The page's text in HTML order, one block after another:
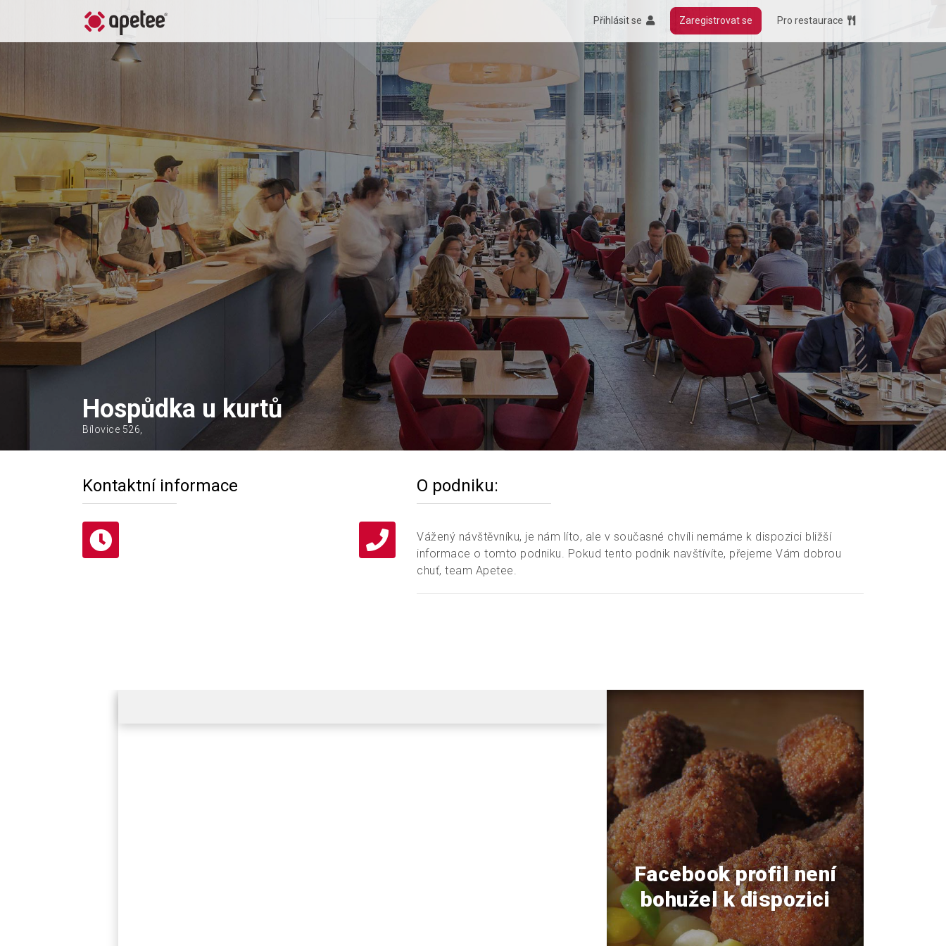
Přihlásit se Zaregistrovat se Pro restaurace
Hospůdka u kurtů
Bílovice 526,
Kontaktní informace O podniku:
Vážený návštěvníku, je nám líto, ale v současné chvíli nemáme k dispozici bližší
informace o tomto podniku. Pokud tento podnik navštívíte, přejeme Vám dobrou
chuť, team Apetee.
Facebook profil není
bohužel k dispozici